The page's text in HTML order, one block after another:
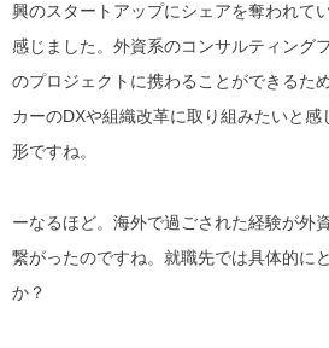
興のスタートアップにシェアを奪われて
感じました。外資系のコンサルティング
のプロジェクトに携わることができるた
カーのDXや組織改革に取り組みたいと感
形ですね。
ーなるほど。海外で過ごされた経験が外
繋がったのですね。就職先では具体的に
か？